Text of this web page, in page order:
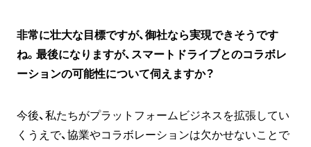
非常に壮大な目標ですが、御社なら実現できそうです
ね。最後になりますが、スマートドライブとのコラボレ
ーションの可能性について伺えますか？
今後、私たちがプラットフォームビジネスを拡張してい
くうえで、協業やコラボレーションは欠かせないことで